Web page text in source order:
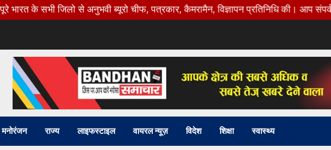
से अनुभवी ब्यूरो चीफ, पत्रकार, कैमरामैन, विज्ञापन प्रतिनिधि की। आप संपर्क करे मो०
मनोरंजन राज्य लाइफस्टाइल वायरल न्यूज़ विदेश शिक्षा स्वास्थ्य